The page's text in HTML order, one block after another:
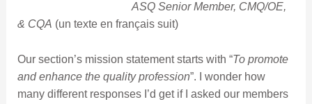
ASQ Senior Member, CMQ/OE,
& CQA (un texte en français suit)
Our section’s mission statement starts with “To promote
and enhance the quality profession”. I wonder how
many different responses I’d get if I asked our members